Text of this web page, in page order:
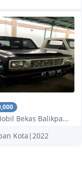
Bekas Balikpa...
Kota|2022